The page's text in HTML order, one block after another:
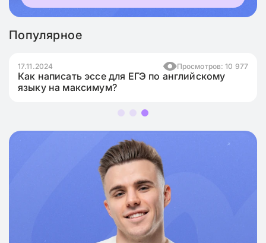
Популярное
17.11.2024 Просмотров: 10 977
Как написать эссе для ЕГЭ по английскому
языку на максимум?